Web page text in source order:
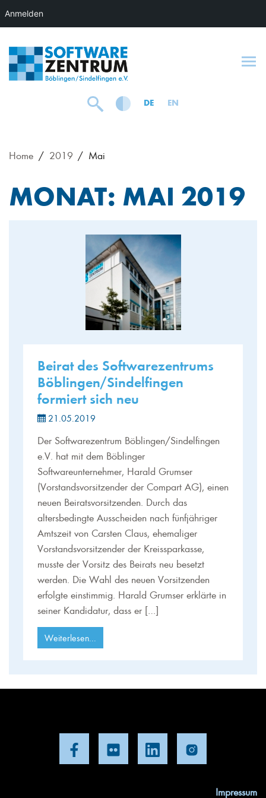
DE EN
Home 2019 Mai
MONAT: MAI 2019
Beirat des Softwarezentrums
Böblingen/Sindelfingen
formiert sich neu
21.05.2019
Der Softwarezentrum Böblingen/Sindelfingen
e.V. hat mit dem Böblinger
Softwareunternehmer, Harald Grumser
(Vorstandsvorsitzender der Compart AG), einen
neuen Beiratsvorsitzenden. Durch das
altersbedingte Ausscheiden nach fünfjähriger
Amtszeit von Carsten Claus, ehemaliger
Vorstandsvorsitzender der Kreissparkasse,
musste der Vorsitz des Beirats neu besetzt
werden. Die Wahl des neuen Vorsitzenden
erfolgte einstimmig. Harald Grumser erklärte in
seiner Kandidatur, dass er […]
Weiterlesen...
Impressum
Anmelden